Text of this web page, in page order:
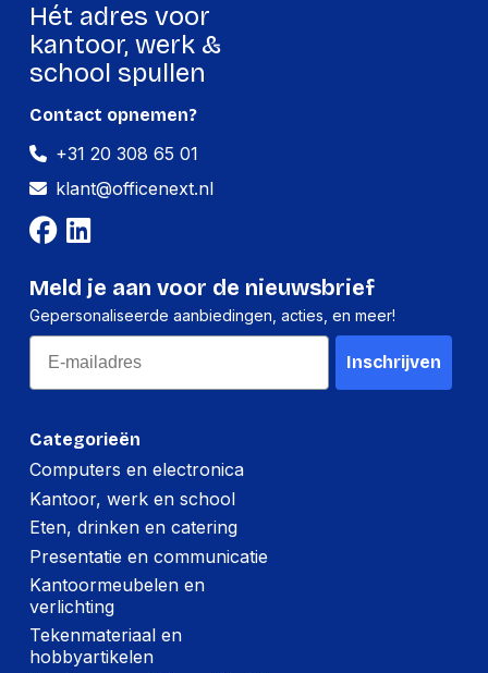
Verpakking
Per stuk
Hoeveelheid:
Breedte:
Hoogte:
Lengte:
300 millimeter
Gewicht:
8620 gram
Hét adres voor
kantoor, werk &
school spullen
Categorieën
Computers en electronica
Kantoor, werk en school
Eten, drinken en catering
Presentatie en communicatie
Kantoormeubelen en
verlichting
Tekenmateriaal en
hobbyartikelen
Contact opnemen?
+31 20 308 65 01
klant@officenext.nl
Meld je aan voor de nieuwsbrief
Gepersonaliseerde aanbiedingen, acties, en meer!
Email
Inschrijven